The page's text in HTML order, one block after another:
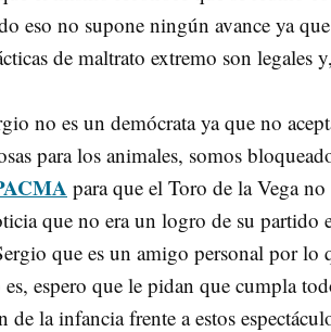
eso no supone ningún avance ya
de maltrato extremo son legales
no es un demócrata ya que no
para los animales, somos
para que el Toro de la Vega
que no era un logro de su
que es un amigo personal por lo
espero que le pidan que cumpla
la infancia frente a estos